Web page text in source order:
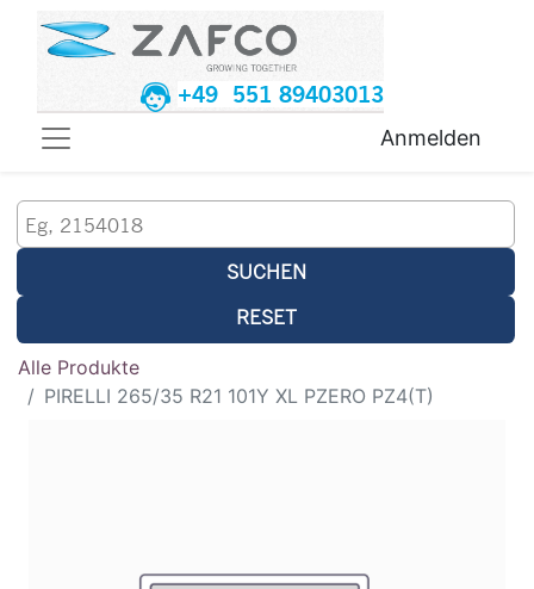
+49 551 89403013
Anmelden
SUCHEN
RESET
Alle Produkte
PIRELLI 265/35 R21 101Y XL PZERO PZ4(T)